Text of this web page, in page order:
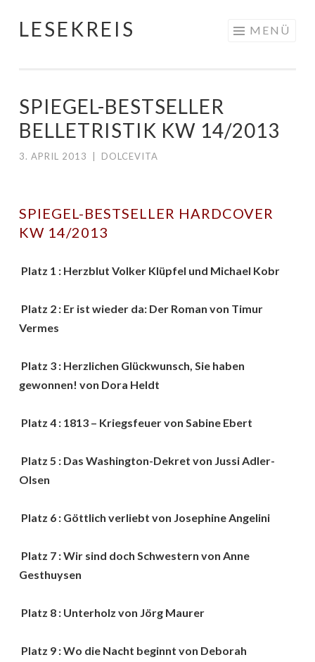
Springe
LESEKREIS MENÜ
SPIEGEL-BESTSELLER
BELLETRISTIK KW 14/2013
3. APRIL 2013 DOLCEVITA
SPIEGEL-BESTSELLER HARDCOVER
KW 14/2013
Platz 1 : Herzblut Volker Klüpfel und Michael Kobr
Platz 2 : Er ist wieder da: Der Roman von Timur
Vermes
Platz 3 : Herzlichen Glückwunsch, Sie haben
gewonnen! von Dora Heldt
Platz 4 : 1813 – Kriegsfeuer von Sabine Ebert
Platz 5 : Das Washington-Dekret von Jussi Adler-
Olsen
Platz 6 : Göttlich verliebt von Josephine Angelini
Platz 7 : Wir sind doch Schwestern von Anne
Gesthuysen
Platz 8 : Unterholz von Jörg Maurer
Platz 9 : Wo die Nacht beginnt von Deborah